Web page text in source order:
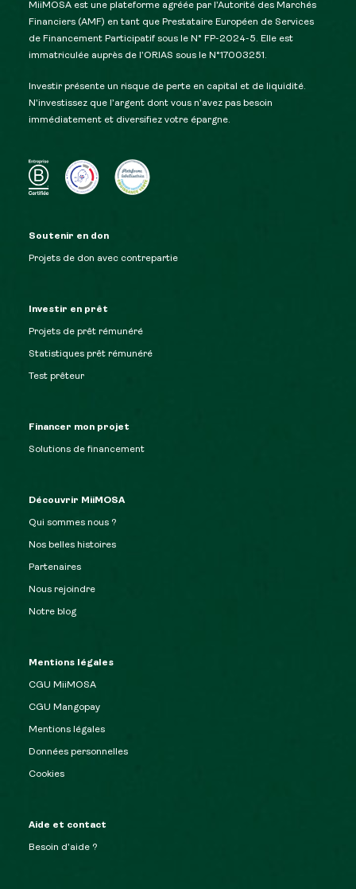
MiiMOSA est une plateforme agréée par l’Autorité des Marchés
Financiers (AMF) en tant que Prestataire Européen de Services
de Financement Participatif sous le N° FP-2024-5. Elle est
immatriculée auprès de l’ORIAS sous le N°17003251.
Investir présente un risque de perte en capital et de liquidité.
N’investissez que l’argent dont vous n’avez pas besoin
immédiatement et diversifiez votre épargne.
Soutenir en don
Projets de don avec contrepartie
Investir en prêt
Projets de prêt rémunéré
Statistiques prêt rémunéré
Test prêteur
Financer mon projet
Solutions de financement
Découvrir MiiMOSA
Qui sommes nous ?
Nos belles histoires
Partenaires
Nous rejoindre
Notre blog
Mentions légales
CGU MiiMOSA
CGU Mangopay
Mentions légales
Données personnelles
Cookies
Aide et contact
Besoin d’aide ?